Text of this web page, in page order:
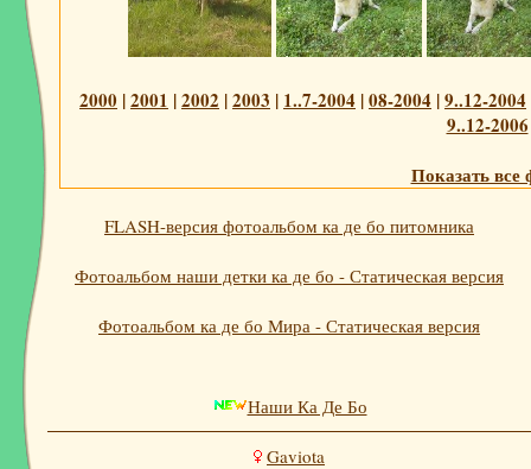
2000 |2001 |2002 |2003 | 1..7-2004 |08-2004 |9..12-2004
9..12-2006
Показать все
FLASH-версия фотоальбом ка де бо питомника
Фотоальбом наши детки ка де бо - Статическая версия
Фотоальбом ка де бо Мира - Статическая версия
Наши Ка Де Бо
Gaviota